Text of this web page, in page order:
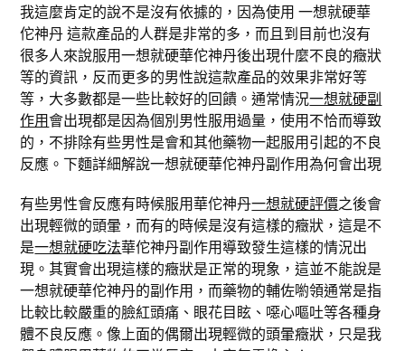
我這麼肯定的說不是沒有依據的，因為使用 一想就硬華
佗神丹 這款產品的人群是非常的多，而且到目前也沒有
很多人來說服用一想就硬華佗神丹後出現什麼不良的癥狀
等的資訊，反而更多的男性說這款產品的效果非常好等
等，大多數都是一些比較好的回饋。通常情況一想就硬副
作用會出現都是因為個別男性服用過量，使用不恰而導致
的，不排除有些男性是會和其他藥物一起服用引起的不良
反應。下麵詳細解說一想就硬華佗神丹副作用為何會出現
有些男性會反應有時候服用華佗神丹一想就硬評價之後會
出現輕微的頭暈，而有的時候是沒有這樣的癥狀，這是不
是一想就硬吃法華佗神丹副作用導致發生這樣的情況出
現。其實會出現這樣的癥狀是正常的現象，這並不能說是
一想就硬華佗神丹的副作用，而藥物的輔佐喲領通常是指
比較比較嚴重的臉紅頭痛、眼花目眩、噁心嘔吐等各種身
體不良反應。像上面的偶爾出現輕微的頭暈癥狀，只是我